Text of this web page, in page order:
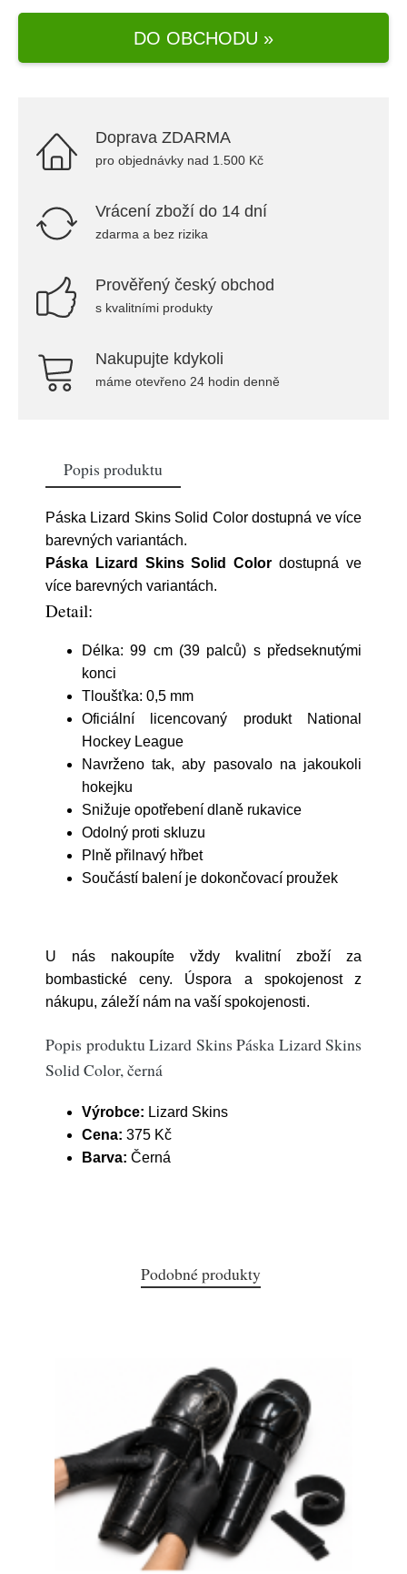
DO OBCHODU »
Doprava ZDARMA
pro objednávky nad 1.500 Kč
Vrácení zboží do 14 dní
zdarma a bez rizika
Prověřený český obchod
s kvalitními produkty
Nakupujte kdykoli
máme otevřeno 24 hodin denně
Popis produktu
Páska Lizard Skins Solid Color dostupná ve více
barevných variantách.
Páska Lizard Skins Solid Color dostupná ve
více barevných variantách.
Detail:
Délka: 99 cm (39 palců) s předseknutými
konci
Tloušťka: 0,5 mm
Oficiální licencovaný produkt National
Hockey League
Navrženo tak, aby pasovalo na jakoukoli
hokejku
Snižuje opotřebení dlaně rukavice
Odolný proti skluzu
Plně přilnavý hřbet
Součástí balení je dokončovací proužek
U nás nakoupíte vždy kvalitní zboží za
bombastické ceny. Úspora a spokojenost z
nákupu, záleží nám na vaší spokojenosti.
Popis produktu Lizard Skins Páska Lizard Skins
Solid Color, černá
Výrobce: Lizard Skins
Cena: 375 Kč
Barva: Černá
Podobné produkty